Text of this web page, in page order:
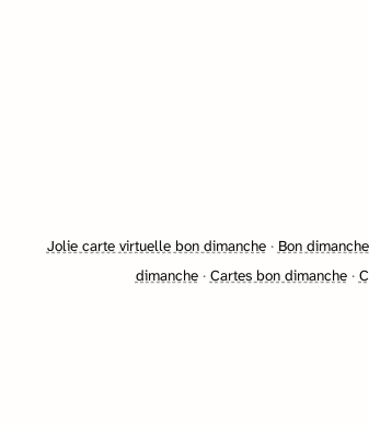
Jolie carte virtuelle bon dimanche· Bon
dimanche· Cartes bon dimanche·